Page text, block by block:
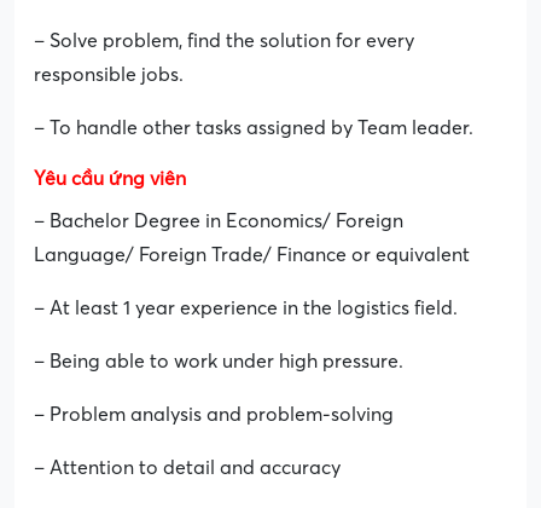
– Solve problem, find the solution for every
responsible jobs.
– To handle other tasks assigned by Team leader.
Yêu cầu ứng viên
– Bachelor Degree in Economics/ Foreign
Language/ Foreign Trade/ Finance or equivalent
– At least 1 year experience in the logistics field.
– Being able to work under high pressure.
– Problem analysis and problem-solving
– Attention to detail and accuracy